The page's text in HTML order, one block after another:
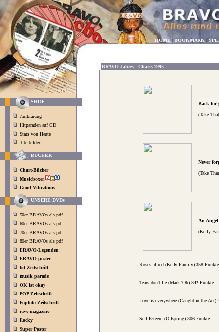
HOME | BOOKMARK |
SHOP
Aufklärung
Hitparaden auf CD
Stars von Heute
Titelbilder
BÜCHER
Chart-Bücher
Musicboxen
Good Vibrations
UNSERE DVDs
50er BRAVOs als pdf
60er BRAVOs als pdf
70er BRAVOs als pdf
80er BRAVOs als pdf
BRAVO-Legenden
BRAVO poster
hit Zeitschrift
musik parade
OK ist okay
POP Zeitschrift
Popfoto Zeitschrift
rave magazine
Rocky
Super Poster
BRAVO Jahres - Charts 1995
Back for
(Take
Never
(Take
An Angel
(Kelly
Roses of red (Kelly Family) 358 Punkte
Tears don't lie (Mark 'Oh) 342 Punkte
Love is everywhere (Caught in the Act)
Self Esteem (Offspring) 306 Punkte